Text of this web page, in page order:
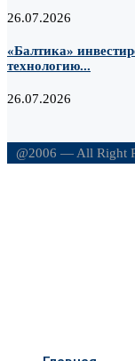
26.07.2026
«Балтика»
технологию...
26.07.2026
@2006 — All Right